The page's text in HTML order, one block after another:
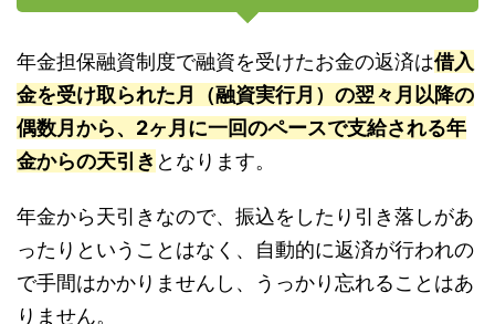
年金担保融資制度で融資を受けたお金の返済は借入
金を受け取られた月（融資実行月）の翌々月以降の
偶数月から、2ヶ月に一回のペースで支給される年
金からの天引き となります。
年金から天引きなので、振込をしたり引き落しがあ
ったりということはなく、自動的に返済が行われの
で手間はかかりませんし、うっかり忘れることはあ
りません。